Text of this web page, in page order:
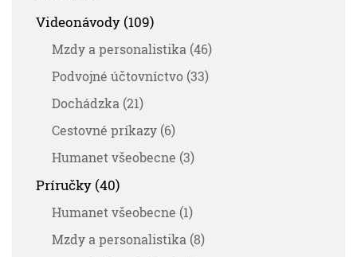
Videonávody (109)
Mzdy a personalistika (46)
Podvojné účtovníctvo (33)
Dochádzka (21)
Cestovné príkazy (6)
Humanet všeobecne (3)
Príručky (40)
Humanet všeobecne (1)
Mzdy a personalistika (8)